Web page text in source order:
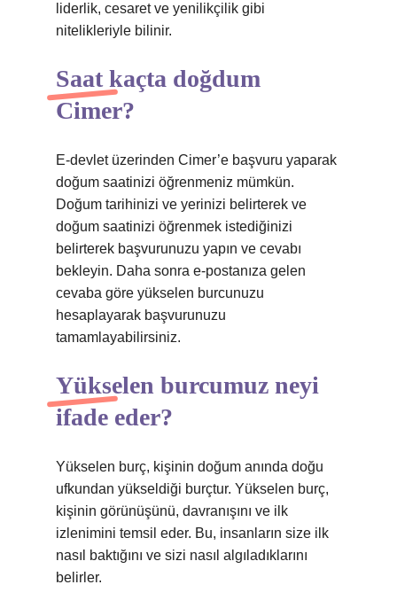
liderlik, cesaret ve yenilikçilik gibi
nitelikleriyle bilinir.
Saat kaçta doğdum
Cimer?
E-devlet üzerinden Cimer’e başvuru yaparak
doğum saatinizi öğrenmeniz mümkün.
Doğum tarihinizi ve yerinizi belirterek ve
doğum saatinizi öğrenmek istediğinizi
belirterek başvurunuzu yapın ve cevabı
bekleyin. Daha sonra e-postanıza gelen
cevaba göre yükselen burcunuzu
hesaplayarak başvurunuzu
tamamlayabilirsiniz.
Yükselen burcumuz neyi
ifade eder?
Yükselen burç, kişinin doğum anında doğu
ufkundan yükseldiği burçtur. Yükselen burç,
kişinin görünüşünü, davranışını ve ilk
izlenimini temsil eder. Bu, insanların size ilk
nasıl baktığını ve sizi nasıl algıladıklarını
belirler.